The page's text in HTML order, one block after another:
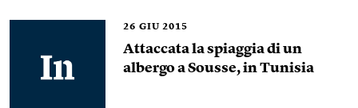
26 GIU 2015
Attaccata la spiaggia di un
albergo a Sousse, in Tunisia